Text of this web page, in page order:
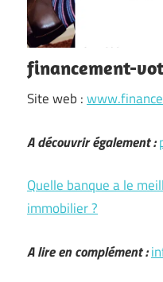
financement-
Site web :
A découvrir également :
Quelle banque a le
immobilier ?
A lire en complément :